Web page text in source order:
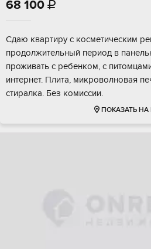
68 100 
Сдаю квартиру с косметическим
продолжительный период в
проживать с ребенком, с
интернет. Плита, микроволновая
стиралка. Без комиссии.
ПОКАЗАТЬ НА